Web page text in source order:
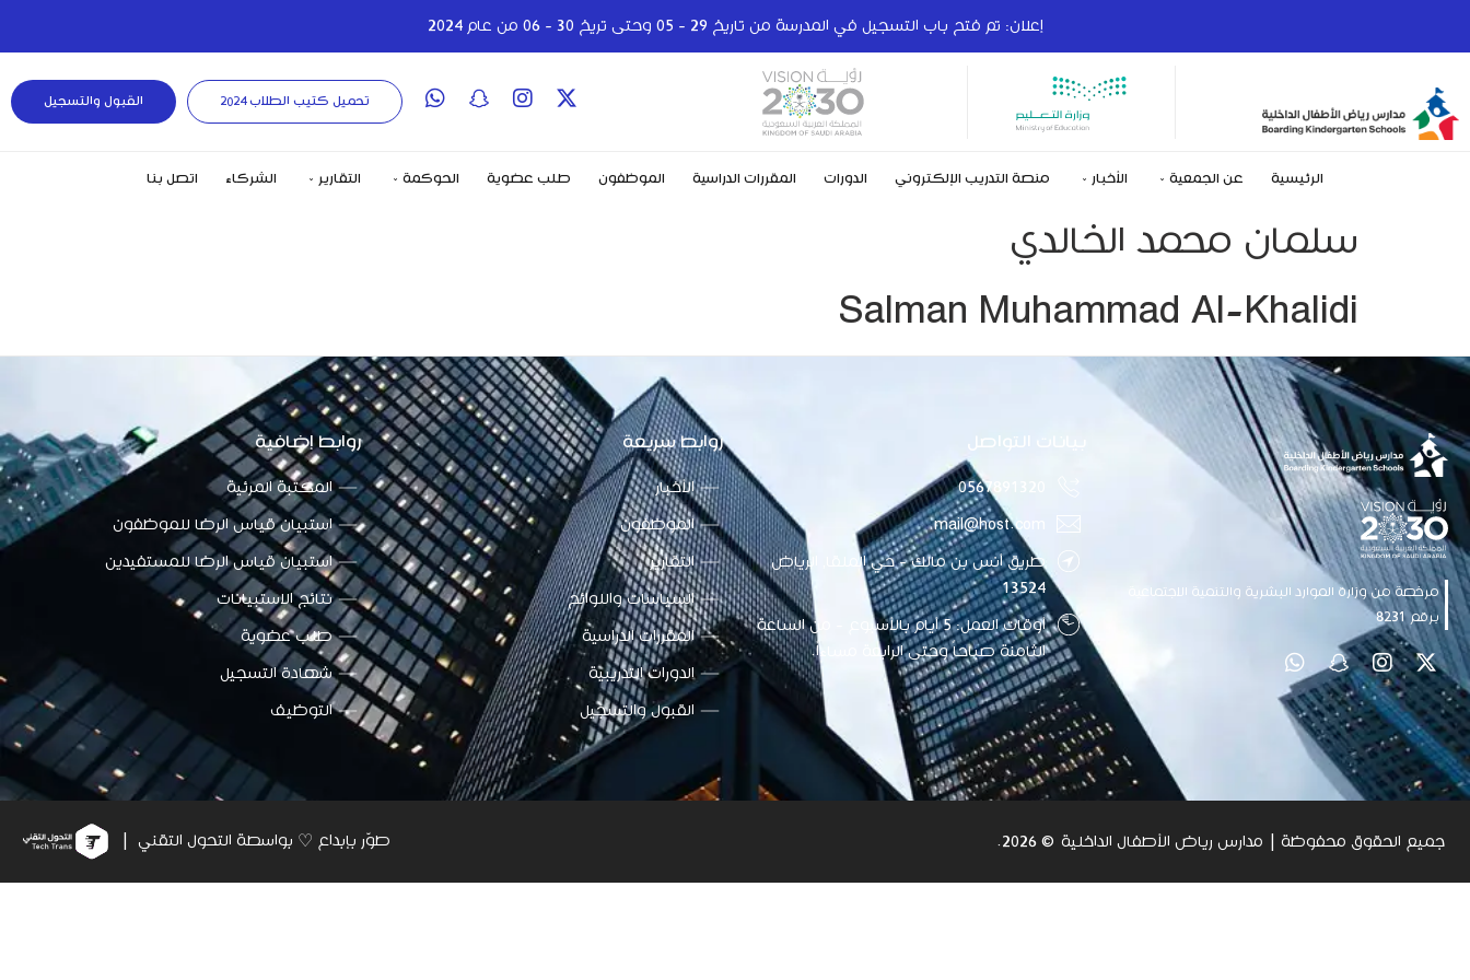
إعلان: تم فتح باب التسجيل في المدرسة من تاريخ 29 - 05 وحتى تريخ 30 - 06 من عام 2024
تحميل كتيب الطلاب 2024 القبول والتسجيل
الرئيسية عن الجمعية الأخبار منصة التدريب الإلكتروني الدورات المقررات الدراسية الموظفون طلب عضوية الحوكمة التقارير الشركاء اتصل بنا
سلمان محمد الخالدي
Salman Muhammad Al-Khalidi
مرخصة من وزارة الموارد البشرية والتنمية الاجتماعية
برقم 8231
بيانات التواصل
0567891320
mail@host.com
طريق أنس بن مالك - حي الملقا, الرياض
13524
أوقات العمل: 5 أيام بالأسبوع - من الساعة
الثامنة صباحاً وحتى الرابعة مساءاً.
روابط سريعة
الأخبار
الموظفون
التقارير
السياسات واللوائح
المقررات الدراسية
الدورات التدريبية
القبول والتسجيل
روابط إضافية
المكتبة المرئية
استبيان قياس الرضا للموظفون
استبيان قياس الرضا للمستفيدين
نتائج الاستبيانات
طلب عضوية
شهادة التسجيل
التوظيف
جميع الحقوق محفوظة | مدارس رياض الأطفال الداخلية © 2026. طوّر بإبداع ♡ بواسطة التحول التقني |